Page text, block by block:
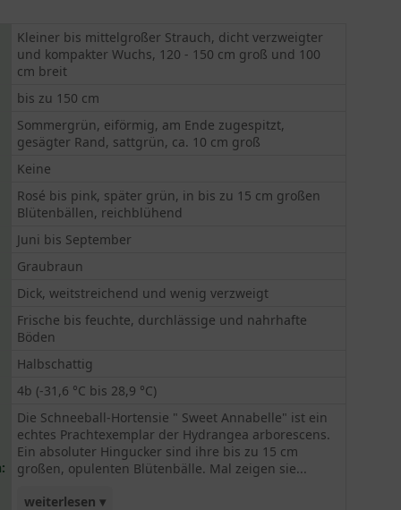
Kleiner bis mittelgroßer Strauch, dicht verzweigter
und kompakter Wuchs, 120 - 150 cm groß und 100
cm breit
bis zu 150 cm
Sommergrün, eiförmig, am Ende zugespitzt,
gesägter Rand, sattgrün, ca. 10 cm groß
Keine
Rosé bis pink, später grün, in bis zu 15 cm großen
Blütenbällen, reichblühend
Juni bis September
Graubraun
Dick, weitstreichend und wenig verzweigt
Frische bis feuchte, durchlässige und nahrhafte
Böden
Halbschattig
4b (-31,6 °C bis 28,9 °C)
Die Schneeball-Hortensie " Sweet Annabelle" ist ein
echtes Prachtexemplar der Hydrangea arborescens.
Ein absoluter Hingucker sind ihre bis zu 15 cm
großen, opulenten Blütenbälle. Mal zeigen sie...
weiterlesen ▾